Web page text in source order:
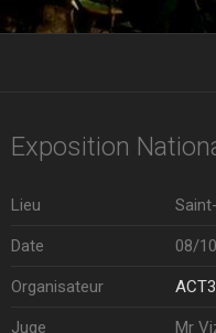
ALANOS
Élevage d'alanos espagnol
Exposition
Lieu
Date 08/
Organisateur
Juge Mr